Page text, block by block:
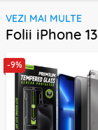
VEZI MAI MULTE
Folii iPhone
-9%